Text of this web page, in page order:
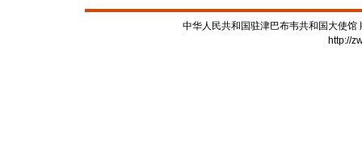
中华人民共和国驻津巴布韦共和国大使
http://